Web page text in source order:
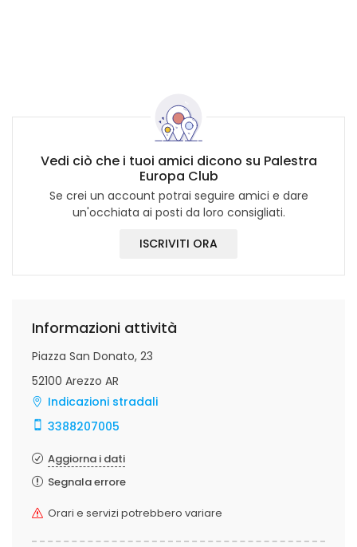
Vedi ciò che i tuoi amici dicono su Palestra
Europa Club
Se crei un account potrai seguire amici e dare
un'occhiata ai posti da loro consigliati.
ISCRIVITI ORA
Informazioni attività
Piazza San Donato, 23
52100 Arezzo AR
Indicazioni stradali
3388207005
Aggiorna i dati
Segnala errore
Orari e servizi potrebbero variare